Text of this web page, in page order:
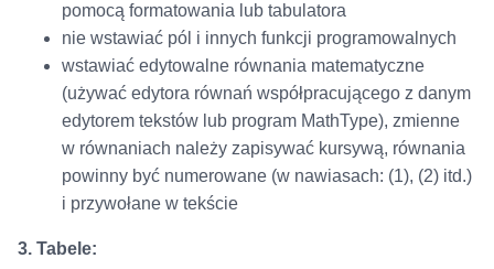
pomocą formatowania lub tabulatora
nie wstawiać pól i innych funkcji programowalnych
wstawiać edytowalne równania matematyczne
(używać edytora równań współpracującego z danym
edytorem tekstów lub program MathType), zmienne
w równaniach należy zapisywać kursywą, równania
powinny być numerowane (w nawiasach: (1), (2) itd.)
i przywołane w tekście
3. Tabele: